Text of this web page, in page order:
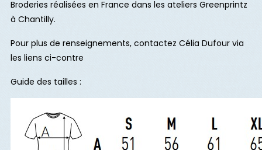
Broderies réalisées en France dans les ateliers Greenprintz
à Chantilly.
Pour plus de renseignements, contactez Célia Dufour via
les liens ci-contre
Guide des tailles :